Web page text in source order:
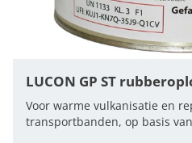
LUCON GP ST
Voor warme vulkanisatie en
transportbanden, op basis